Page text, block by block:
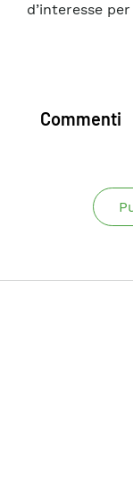
d’interesse
Commenti